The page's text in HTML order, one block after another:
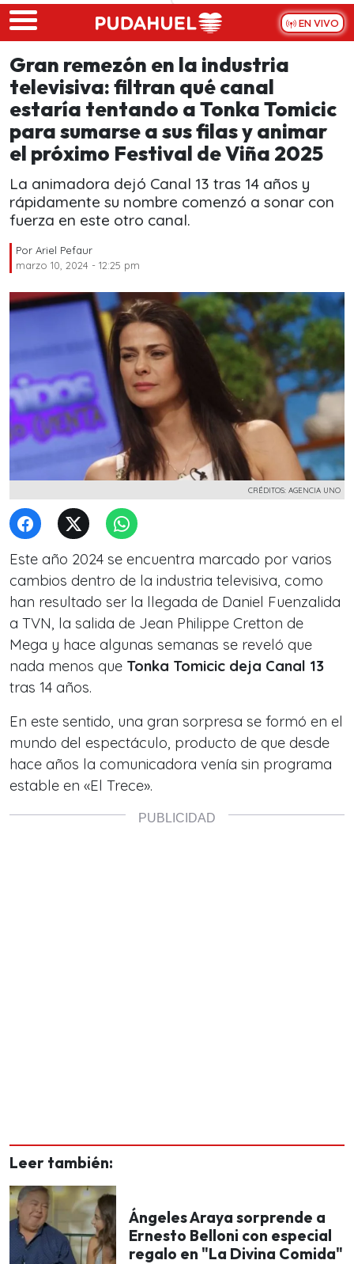
Skip to main content
EN VIVO
Gran remezón en la industria
televisiva: filtran qué canal
estaría tentando a Tonka Tomicic
para sumarse a sus filas y animar
el próximo Festival de Viña 2025
La animadora dejó Canal 13 tras 14 años y
rápidamente su nombre comenzó a sonar con
fuerza en este otro canal.
Por Ariel Pefaur
marzo 10, 2024 - 12:25 pm
CRÉDITOS: AGENCIA UNO
Este año 2024 se encuentra marcado por varios
cambios dentro de la industria televisiva, como
han resultado ser la llegada de Daniel Fuenzalida
a TVN, la salida de Jean Philippe Cretton de
Mega y hace algunas semanas se reveló que
nada menos que Tonka Tomicic deja Canal 13
tras 14 años.
En este sentido, una gran sorpresa se formó en el
mundo del espectáculo, producto de que desde
hace años la comunicadora venía sin programa
estable en «El Trece».
Leer también:
Ángeles Araya sorprende a
Ernesto Belloni con especial
regalo en "La Divina Comida"